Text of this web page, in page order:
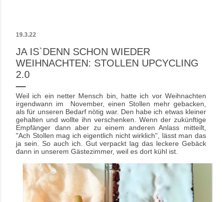
19.3.22
JA IS`DENN SCHON WIEDER
WEIHNACHTEN: STOLLEN UPCYCLING
2.0
Weil ich ein netter Mensch bin, hatte ich vor Weihnachten
irgendwann im November, einen Stollen mehr gebacken,
als für unseren Bedarf nötig war. Den habe ich etwas kleiner
gehalten und wollte ihn verschenken. Wenn der zukünftige
Empfänger dann aber zu einem anderen Anlass mitteilt,
"Ach Stollen mag ich eigentlich nicht wirklich", lässt man das
ja sein. So auch ich. Gut verpackt lag das leckere Gebäck
dann in unserem Gästezimmer, weil es dort kühl ist.